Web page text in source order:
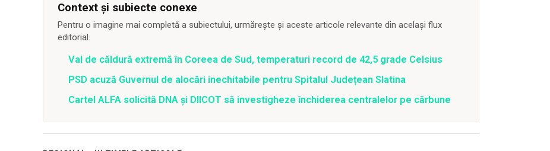
Context și subiecte conexe
Pentru o imagine mai completă a subiectului, urmărește și aceste articole relevante din același flux
editorial.
Val de căldură extremă în Coreea de Sud, temperaturi record de 42,5 grade Celsius
PSD acuză Guvernul de alocări inechitabile pentru Spitalul Județean Slatina
Cartel ALFA solicită DNA și DIICOT să investigheze închiderea centralelor pe cărbune